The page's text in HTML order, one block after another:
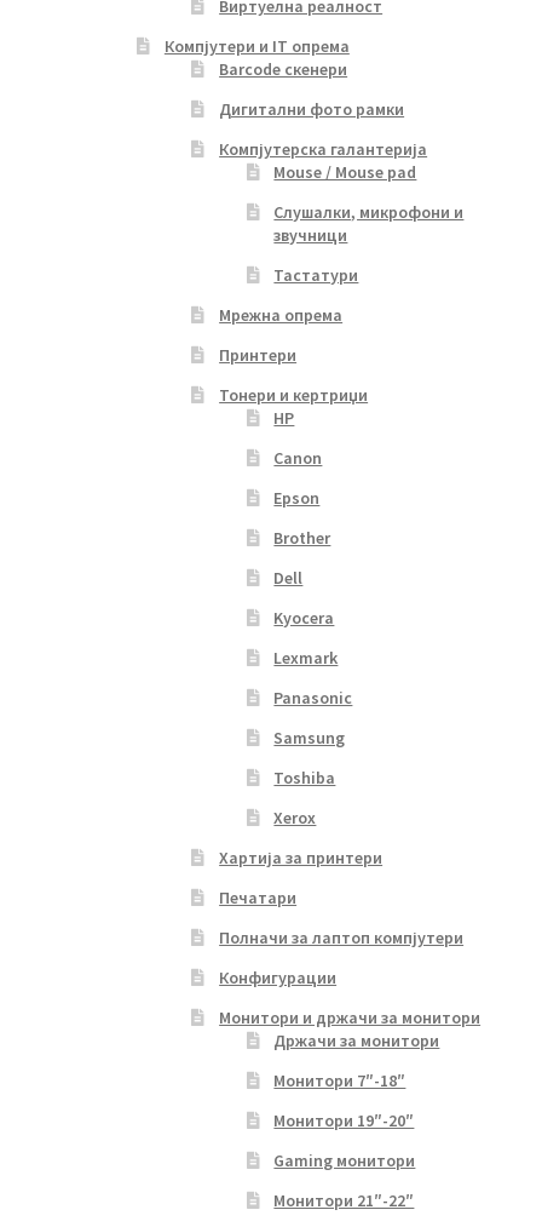
Виртуелна реалност
Компјутери и IT опрема
Barcode скенери
Дигитални фото рамки
Компјутерска галантерија
Mouse / Mouse pad
Слушалки, микрофони и
звучници
Тастатури
Мрежна опрема
Принтери
Тонери и кертриџи
HP
Canon
Epson
Brother
Dell
Kyocera
Lexmark
Panasonic
Samsung
Toshiba
Xerox
Хартија за принтери
Печатари
Полначи за лаптоп компјутери
Конфигурации
Монитори и држачи за монитори
Држачи за монитори
Монитори 7″-18″
Монитори 19″-20″
Gaming монитори
Монитори 21″-22″